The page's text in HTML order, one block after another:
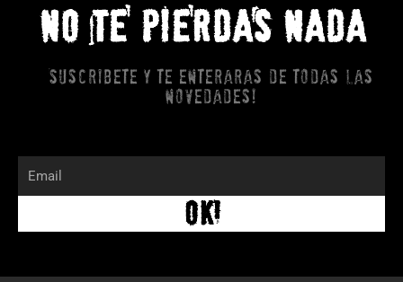
NO TE PIERDAS NADA
Suscribete y te enteraras de todas las
novedades!
OK!